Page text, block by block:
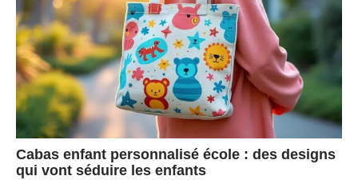
Cabas enfant personnalisé école : des designs
qui vont séduire les enfants